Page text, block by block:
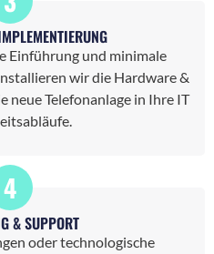
Einführung und minimale
wir die Hardware &
neue Telefonanlage in Ihre IT
4
& SUPPORT
oder technologische